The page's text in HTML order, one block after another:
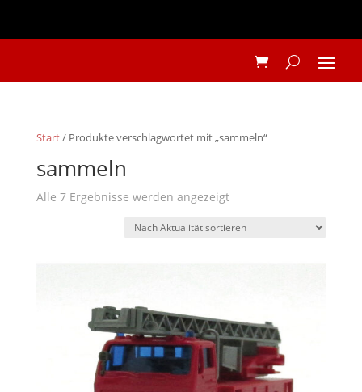
Start/ Produkte verschlagwortet mit „sammeln“
sammeln
Alle 7 Ergebnisse werden angezeigtNach
sortiert